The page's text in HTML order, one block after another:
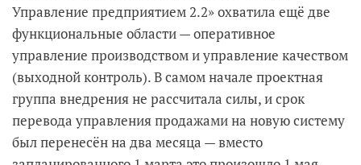
Управление предприятием 2.2» охватила ещё две
функциональные области — оперативное
управление производством и управление качеством
(выходной контроль). В самом начале проектная
группа внедрения не рассчитала силы, и срок
перевода управления продажами на новую систему
был перенесён на два месяца — вместо